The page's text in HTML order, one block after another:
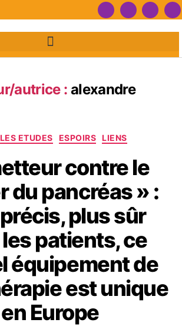
autrice : alexandre
ETUDES ESPOIRS LIENS
contre le
du pancréas » :
plus sûr
patients, ce
équipement de
est unique
en Europe